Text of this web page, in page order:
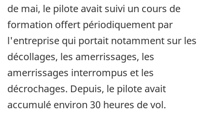
de mai, le pilote avait suivi un cours de
formation offert périodiquement par
l'entreprise qui portait notamment sur les
décollages, les amerrissages, les
amerrissages interrompus et les
décrochages. Depuis, le pilote avait
accumulé environ 30 heures de vol.